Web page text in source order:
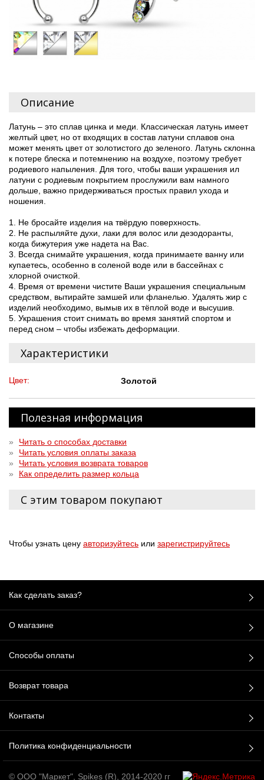
Описание
Латунь – это сплав цинка и меди. Классическая латунь имеет
желтый цвет, но от входящих в состав латуни сплавов она
может менять цвет от золотистого до зеленого. Латунь склонна
к потере блеска и потемнению на воздухе, поэтому требует
родиевого напыления. Для того, чтобы ваши украшения ил
латуни с родиевым покрытием прослужили вам намного
дольше, важно придерживаться простых правил ухода и
ношения.
1. Не бросайте изделия на твёрдую поверхность.
2. Не распыляйте духи, лаки для волос или дезодоранты,
когда бижутерия уже надета на Вас.
3. Всегда снимайте украшения, когда принимаете ванну или
купаетесь, особенно в соленой воде или в бассейнах с
хлорной очисткой.
4. Время от времени чистите Ваши украшения специальным
средством, вытирайте замшей или фланелью. Удалять жир с
изделий необходимо, вымыв их в тёплой воде и высушив.
5. Украшения стоит снимать во время занятий спортом и
перед сном – чтобы избежать деформации.
Характеристики
Цвет: Золотой
Полезная информация
»
Читать о способах доставки
»
Читать условия оплаты заказа
»
Читать условия возврата товаров
»
Как определить размер кольца
С этим товаром покупают
Чтобы узнать цену авторизуйтесь или зарегистрируйтесь
Как сделать заказ?
О магазине
Способы оплаты
Возврат товара
Контакты
Политика конфиденциальности
© ООО "Маркет", Spikes (R), 2014-2020 гг